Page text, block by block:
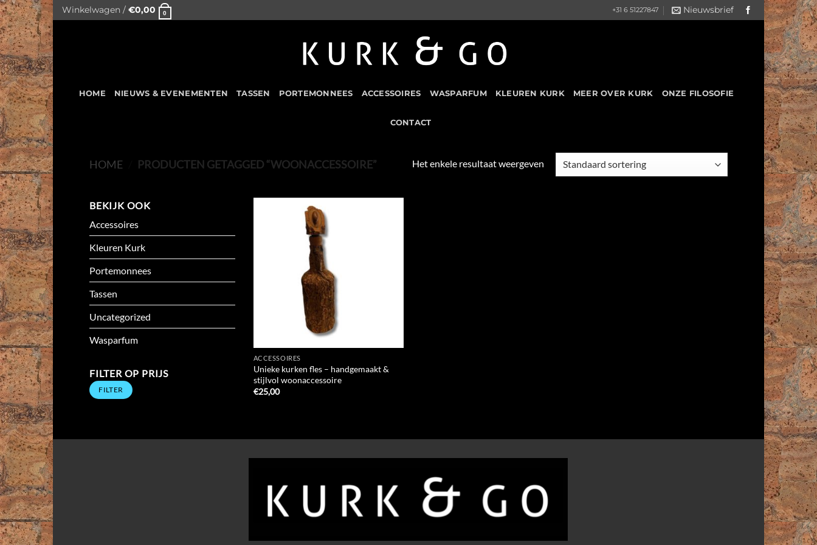
Skip
to
content
Winkelwagen / €0,00 0 +31 6 51227847 Nieuwsbrief
HOME NIEUWS & EVENEMENTEN TASSEN PORTEMONNEES ACCESSOIRES WASPARFUM KLEUREN KURK MEER OVER KURK ONZE FILOSOFIE
CONTACT
HOME PRODUCTEN GETAGGED “WOONACCESSOIRE” Het enkele resultaat weergeven
BEKIJK OOK
Accessoires
Kleuren Kurk
Portemonnees
Tassen
Uncategorized
Wasparfum
FILTER OP PRIJS
Min.
prijs
Max.
prijsFILTER
ACCESSOIRES
Unieke kurken fles – handgemaakt &
stijlvol woonaccessoire
€25,00